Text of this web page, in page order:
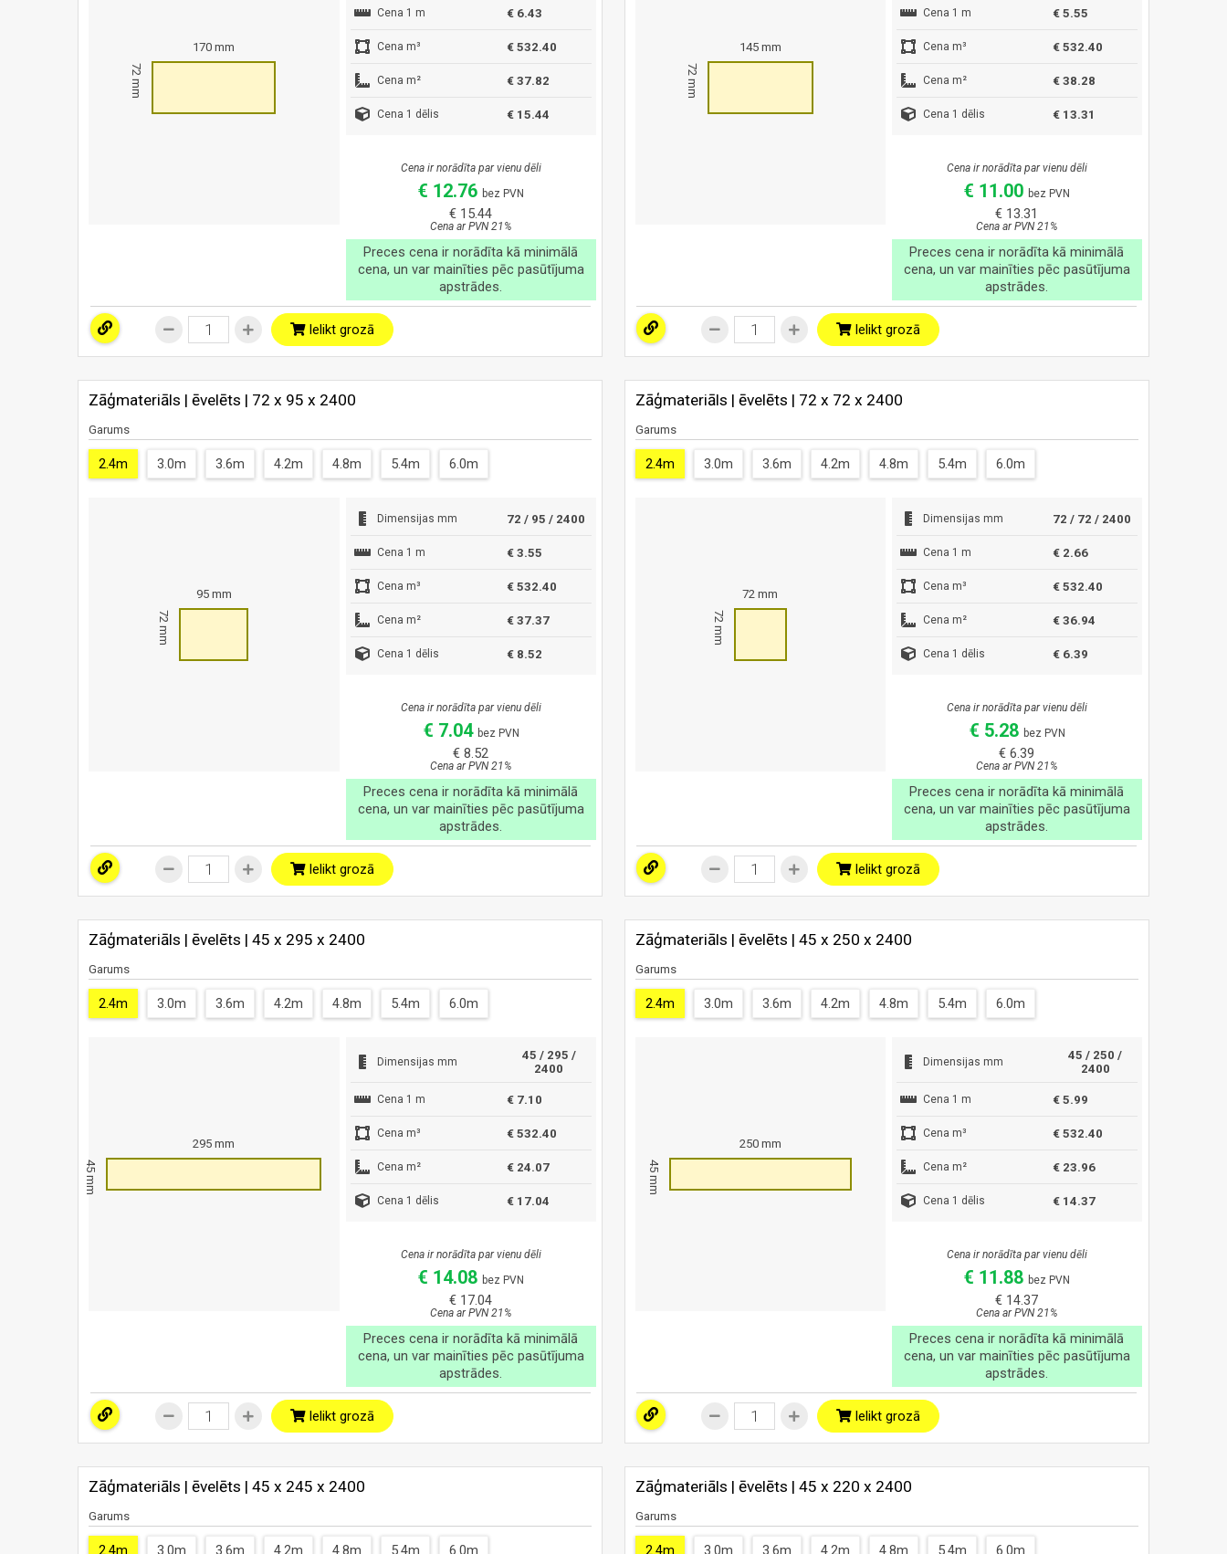
170 mm
72 mm
Cena 1 m € 6.43
Cena m³ € 532.40
Cena m² € 37.82
Cena 1 dēlis € 15.44
Cena ir norādīta par vienu dēli
€ 12.76 bez PVN
€ 15.44
Cena ar PVN 21%
Preces cena ir norādīta kā minimālā
cena, un var mainīties pēc pasūtījuma
apstrādes.
Ielikt grozā
145 mm
72 mm
Cena 1 m € 5.55
Cena m³ € 532.40
Cena m² € 38.28
Cena 1 dēlis € 13.31
Cena ir norādīta par vienu dēli
€ 11.00 bez PVN
€ 13.31
Cena ar PVN 21%
Preces cena ir norādīta kā minimālā
cena, un var mainīties pēc pasūtījuma
apstrādes.
Ielikt grozā
Zāģmateriāls | ēvelēts | 72 x 95 x 2400
Garums
2.4m 3.0m 3.6m 4.2m 4.8m 5.4m 6.0m
95 mm
72 mm
Dimensijas mm 72 / 95 / 2400
Cena 1 m € 3.55
Cena m³ € 532.40
Cena m² € 37.37
Cena 1 dēlis € 8.52
Cena ir norādīta par vienu dēli
€ 7.04 bez PVN
€ 8.52
Cena ar PVN 21%
Preces cena ir norādīta kā minimālā
cena, un var mainīties pēc pasūtījuma
apstrādes.
Ielikt grozā
Zāģmateriāls | ēvelēts | 72 x 72 x 2400
Garums
2.4m 3.0m 3.6m 4.2m 4.8m 5.4m 6.0m
72 mm
72 mm
Dimensijas mm 72 / 72 / 2400
Cena 1 m € 2.66
Cena m³ € 532.40
Cena m² € 36.94
Cena 1 dēlis € 6.39
Cena ir norādīta par vienu dēli
€ 5.28 bez PVN
€ 6.39
Cena ar PVN 21%
Preces cena ir norādīta kā minimālā
cena, un var mainīties pēc pasūtījuma
apstrādes.
Ielikt grozā
Zāģmateriāls | ēvelēts | 45 x 295 x 2400
Garums
2.4m 3.0m 3.6m 4.2m 4.8m 5.4m 6.0m
295 mm
45 mm
Dimensijas mm
45 / 295 /
2400
Cena 1 m € 7.10
Cena m³ € 532.40
Cena m² € 24.07
Cena 1 dēlis € 17.04
Cena ir norādīta par vienu dēli
€ 14.08 bez PVN
€ 17.04
Cena ar PVN 21%
Preces cena ir norādīta kā minimālā
cena, un var mainīties pēc pasūtījuma
apstrādes.
Ielikt grozā
Zāģmateriāls | ēvelēts | 45 x 250 x 2400
Garums
2.4m 3.0m 3.6m 4.2m 4.8m 5.4m 6.0m
250 mm
45 mm
Dimensijas mm
45 / 250 /
2400
Cena 1 m € 5.99
Cena m³ € 532.40
Cena m² € 23.96
Cena 1 dēlis € 14.37
Cena ir norādīta par vienu dēli
€ 11.88 bez PVN
€ 14.37
Cena ar PVN 21%
Preces cena ir norādīta kā minimālā
cena, un var mainīties pēc pasūtījuma
apstrādes.
Ielikt grozā
Zāģmateriāls | ēvelēts | 45 x 245 x 2400
Garums
2.4m 3.0m 3.6m 4.2m 4.8m 5.4m 6.0m
Zāģmateriāls | ēvelēts | 45 x 220 x 2400
Garums
2.4m 3.0m 3.6m 4.2m 4.8m 5.4m 6.0m